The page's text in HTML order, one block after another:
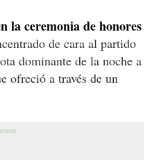
la ceremonia de honores
de cara al partido
dominante de la noche a
ofreció a través de un